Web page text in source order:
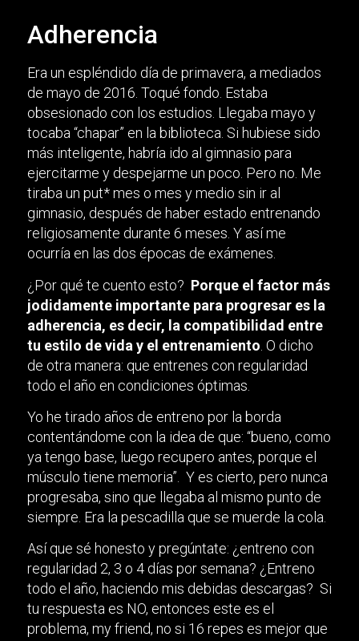
Adherencia
Era un espléndido día de primavera, a mediados
de mayo de 2016. Toqué fondo. Estaba
obsesionado con los estudios. Llegaba mayo y
tocaba “chapar” en la biblioteca. Si hubiese sido
más inteligente, habría ido al gimnasio para
ejercitarme y despejarme un poco. Pero no. Me
tiraba un put* mes o mes y medio sin ir al
gimnasio, después de haber estado entrenando
religiosamente durante 6 meses. Y así me
ocurría en las dos épocas de exámenes.
¿Por qué te cuento esto? Porque el factor más
jodidamente importante para progresar es la
adherencia, es decir, la compatibilidad entre
tu estilo de vida y el entrenamiento . O dicho
de otra manera: que entrenes con regularidad
todo el año en condiciones óptimas.
Yo he tirado años de entreno por la borda
contentándome con la idea de que: “bueno, como
ya tengo base, luego recupero antes, porque el
músculo tiene memoria”. Y es cierto, pero nunca
progresaba, sino que llegaba al mismo punto de
siempre. Era la pescadilla que se muerde la cola.
Así que sé honesto y pregúntate: ¿entreno con
regularidad 2, 3 o 4 días por semana? ¿Entreno
todo el año, haciendo mis debidas descargas? Si
tu respuesta es NO, entonces este es el
problema, my friend, no si 16 repes es mejor que